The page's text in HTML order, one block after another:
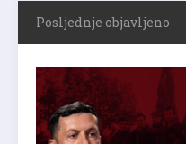
Posljednje objavljeno